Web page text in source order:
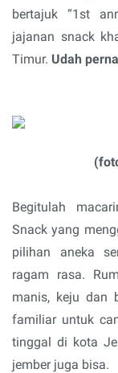
bertajuk “1st
jajanan snack
Timur. Udah
Begitulah
Snack yang
pilihan aneka
ragam rasa.
manis, keju dan
familiar untuk
tinggal di kota
jember juga bisa.